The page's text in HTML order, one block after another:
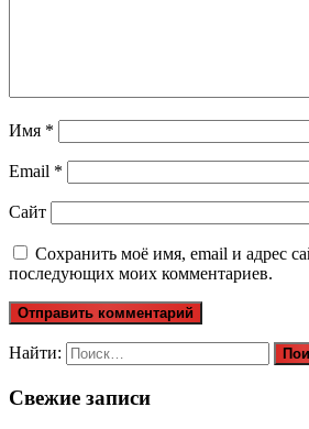
Имя *
Email *
Сайт
Сохранить моё имя, email и адрес
последующих моих комментариев.
Найти:
Свежие записи